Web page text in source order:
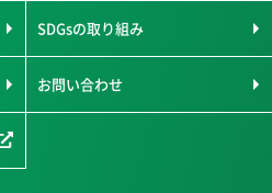
SDGsの取り組み
お問い合わせ